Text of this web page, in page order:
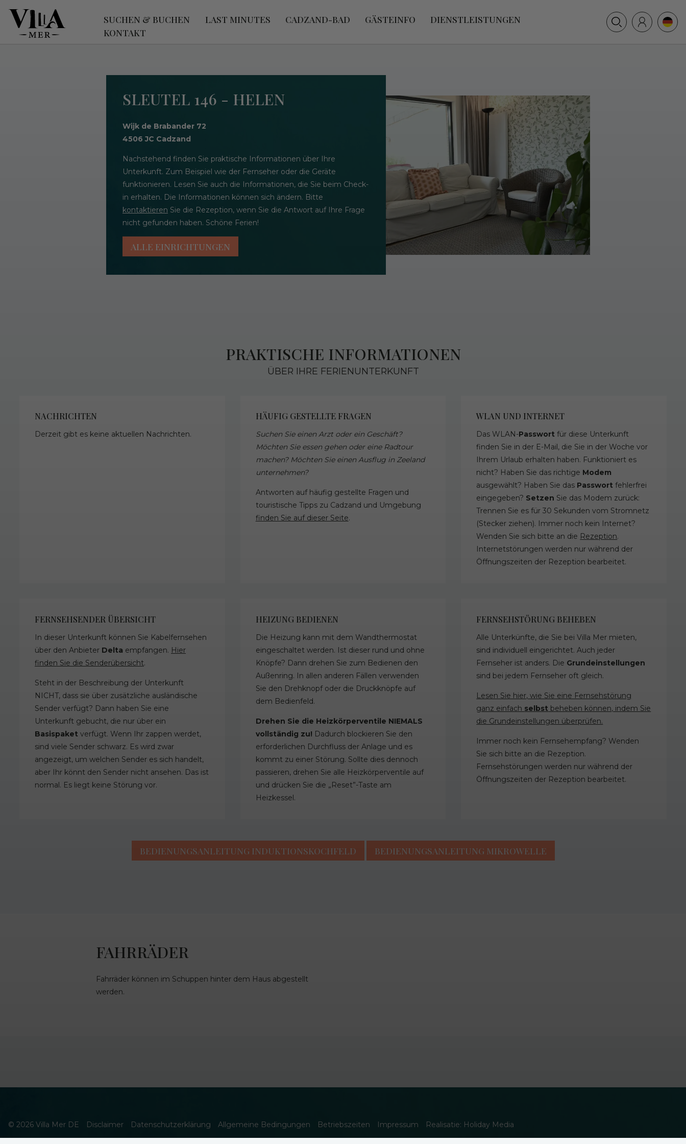
SUCHEN & BUCHEN LAST MINUTES CADZAND-BAD GÄSTEINFO
DIENSTLEISTUNGEN
KONTAKT
SLEUTEL 146 - HELEN
Wijk de Brabander 72
4506 JC Cadzand
Nachstehend finden Sie praktische Informationen über Ihre
Unterkunft. Zum Beispiel wie der Fernseher oder die Geräte
funktionieren. Lesen Sie auch die Informationen, die Sie beim Check-
in erhalten. Die Informationen können sich ändern. Bitte
kontaktieren Sie die Rezeption, wenn Sie die Antwort auf Ihre Frage
nicht gefunden haben. Schöne Ferien!
ALLE EINRICHTUNGEN
PRAKTISCHE INFORMATIONEN
ÜBER IHRE FERIENUNTERKUNFT
NACHRICHTEN
Derzeit gibt es keine aktuellen Nachrichten.
HÄUFIG GESTELLTE FRAGEN
Suchen Sie einen Arzt oder ein Geschäft?
Möchten Sie essen gehen oder eine Radtour
machen? Möchten Sie einen Ausflug in Zeeland
unternehmen?
Antworten auf häufig gestellte Fragen und
touristische Tipps zu Cadzand und Umgebung
finden Sie auf dieser Seite.
WLAN UND INTERNET
Das WLAN-Passwort für diese Unterkunft
finden Sie in der E-Mail, die Sie in der Woche vor
Ihrem Urlaub erhalten haben. Funktioniert es
nicht? Haben Sie das richtige Modem
ausgewählt? Haben Sie das Passwortfehlerfrei
eingegeben? Setzen Sie das Modem zurück:
Trennen Sie es für 30 Sekunden vom Stromnetz
(Stecker ziehen). Immer noch kein Internet?
Wenden Sie sich bitte an die Rezeption.
Internetstörungen werden nur während der
Öffnungszeiten der Rezeption bearbeitet.
FERNSEHSENDER ÜBERSICHT
In dieser Unterkunft können Sie Kabelfernsehen
über den Anbieter Delta empfangen. Hier
finden Sie die Senderübersicht.
Steht in der Beschreibung der Unterkunft
NICHT, dass sie über zusätzliche ausländische
Sender verfügt? Dann haben Sie eine
Unterkunft gebucht, die nur über ein
Basispaket verfügt. Wenn Ihr zappen werdet,
sind viele Sender schwarz. Es wird zwar
angezeigt, um welchen Sender es sich handelt,
aber Ihr könnt den Sender nicht ansehen. Das ist
normal. Es liegt keine Störung vor.
HEIZUNG BEDIENEN
Die Heizung kann mit dem Wandthermostat
eingeschaltet werden. Ist dieser rund und ohne
Knöpfe? Dann drehen Sie zum Bedienen den
Außenring. In allen anderen Fällen verwenden
Sie den Drehknopf oder die Druckknöpfe auf
dem Bedienfeld.
Drehen Sie die Heizkörperventile NIEMALS
vollständig zu! Dadurch blockieren Sie den
erforderlichen Durchfluss der Anlage und es
kommt zu einer Störung. Sollte dies dennoch
passieren, drehen Sie alle Heizkörperventile auf
und drücken Sie die „Reset”-Taste am
Heizkessel.
FERNSEHSTÖRUNG BEHEBEN
Alle Unterkünfte, die Sie bei Villa Mer mieten,
sind individuell eingerichtet. Auch jeder
Fernseher ist anders. Die Grundeinstellungen
sind bei jedem Fernseher oft gleich.
Lesen Sie hier, wie Sie eine Fernsehstörung
ganz einfach selbst beheben können, indem Sie
die Grundeinstellungen überprüfen.
Immer noch kein Fernsehempfang? Wenden
Sie sich bitte an die Rezeption.
Fernsehstörungen werden nur während der
Öffnungszeiten der Rezeption bearbeitet.
BEDIENUNGSANLEITUNG INDUKTIONSKOCHFELD BEDIENUNGSANLEITUNG MIKROWELLE
FAHRRÄDER
Fahrräder können im Schuppen hinter dem Haus abgestellt
werden.
© 2026 Villa Mer DE Disclaimer Datenschutzerklärung Allgemeine Bedingungen Betriebszeiten Impressum Realisatie: Holiday Media